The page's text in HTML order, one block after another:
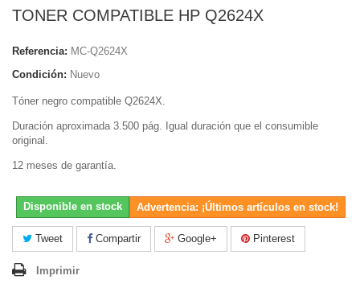
TONER COMPATIBLE HP Q2624X
Referencia: MC-Q2624X
Condición: Nuevo
Tóner negro compatible Q2624X.
Duración aproximada 3.500 pág. Igual duración que el consumible
original.
12 meses de garantía.
Disponible en stock Advertencia: ¡Últimos artículos en stock!
Tweet Compartir Google+ Pinterest
Imprimir